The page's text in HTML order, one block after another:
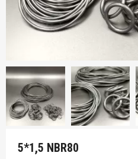
5*1,5 NBR80